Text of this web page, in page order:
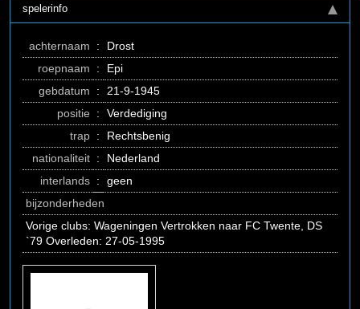
spelerinfo
achternaam :
Drost
roepnaam
:
Epi
gebdatum
:
21-9-1945
positie :
Verdediging
trap :
Rechtsbenig
nationaliteit :
Nederland
interlands :
geen
bijzonderheden
Vorige clubs: Wageningen Vertrokken naar FC Twente, DS
`79 Overleden: 27-05-1995